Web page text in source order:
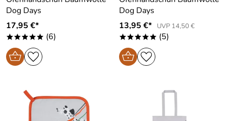
Dog Days
17,95 €*
***** (6)
Dog Days
13,95 €*
UVP 14,50 €
***** (5)